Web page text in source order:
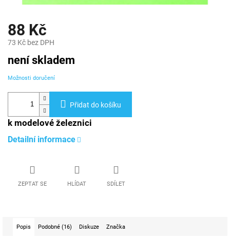
88 Kč
73 Kč bez DPH
cena:
není skladem
Možnosti doručení
Přidat do košíku
k modelové železnici
Detailní informace
ZEPTAT SE HLÍDAT SDÍLET
Popis Podobné (16) Diskuze Značka